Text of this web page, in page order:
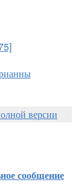
версии
сообщение